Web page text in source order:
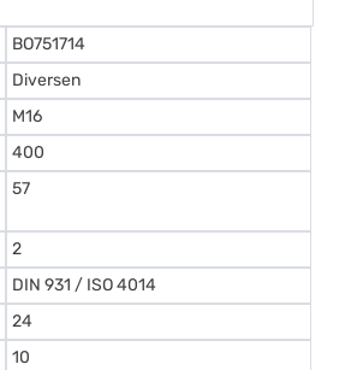
BO751714
Diversen
M16
400
57
2
DIN 931 / ISO 4014
24
10